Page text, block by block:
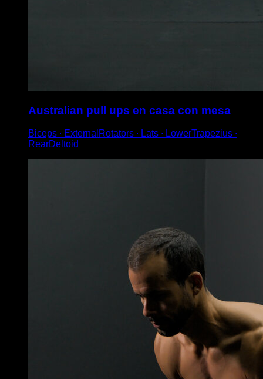
Australian pull ups en casa con mesa
Biceps ∙ ExternalRotators ∙ Lats ∙ LowerTrapezius ∙
RearDeltoid